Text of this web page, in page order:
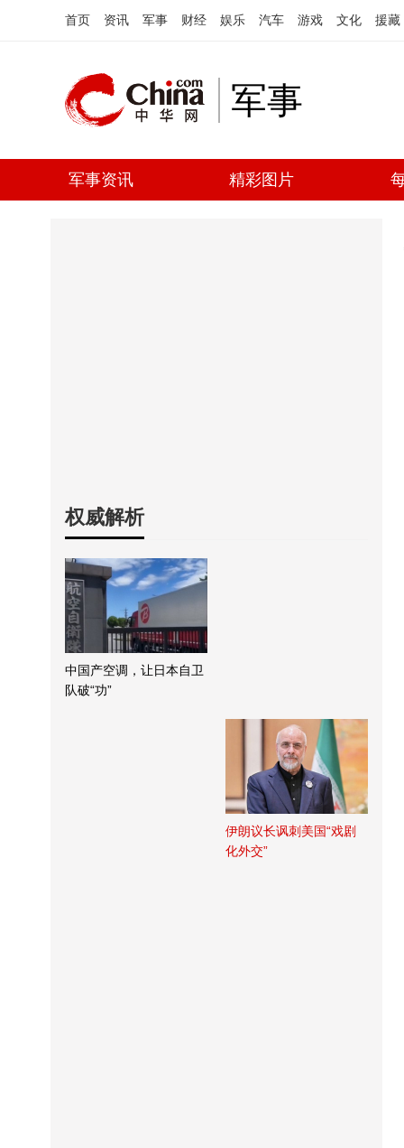
首页 资讯 军事 财经 娱乐 汽车 游戏 文化 援藏
军事
军事资讯 精彩图片
权威解析
中国产空调，让日本自卫
队破“功”
伊朗议长讽刺美国“戏剧
化外交”